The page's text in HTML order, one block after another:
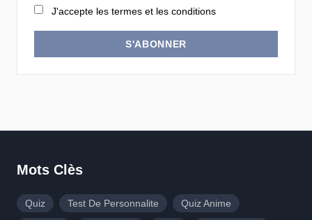
J'accepte les termes et les conditions
S'ABONNER
Mots Clès
Quiz Test De Personnalite Quiz Anime